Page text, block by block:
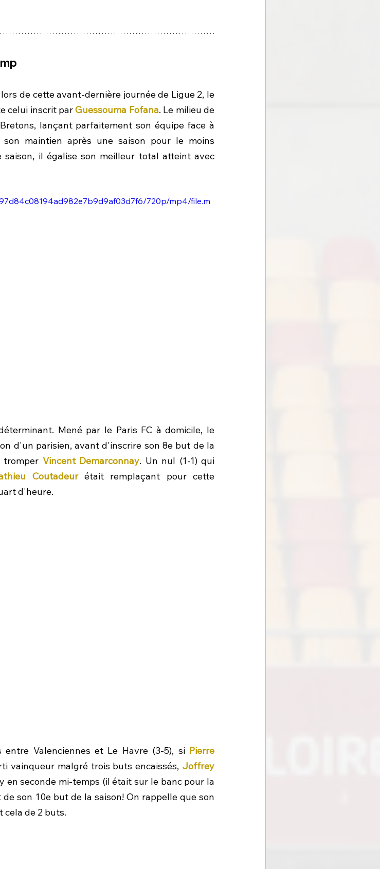
de cette avant-dernière journée de Ligue 2, le
celui inscrit par Guessouma Fofana. Le milieu de
lançant parfaitement son équipe face à
maintien après une saison pour le moins
il égalise son meilleur total atteint avec
720p/mp4/file.m
Mené par le Paris FC à domicile, le
d'un parisien, avant d'inscrire son 8e but de la
tromper Vincent Demarconnay. Un nul (1-1) qui
Coutadeur était remplaçant pour cette
d'heure.
Valenciennes et Le Havre (3-5), si Pierre
vainqueur malgré trois buts encaissés, Joffrey
seconde mi-temps (il était sur le banc pour la
son 10e but de la saison! On rappelle que son
cela de 2 buts.